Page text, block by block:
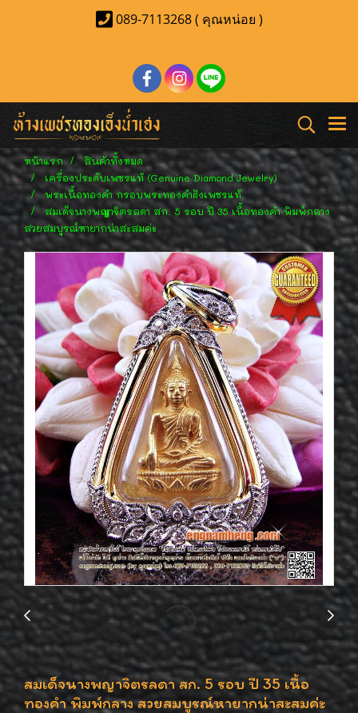
089-7113268 ( คุณหน่อย )
หน้าแรก
สินค้าทั้งหมด
เครื่องประดับเพชรแท้ (Genuine Diamond Jewelry)
พระเนื้อทองคำ กรอบพระทองคำฝังเพชรแท้
สมเด็จนางพญาจิตรลดา สก. 5 รอบ ปี 35 เนื้อทองคำ พิมพ์กลาง
สวยสมบูรณ์หายากน่าสะสมค่ะ
สมเด็จนางพญาจิตรลดา สก. 5 รอบ ปี 35 เนื้อ
ทองคำ พิมพ์กลาง สวยสมบูรณ์หายากน่าสะสมค่ะ